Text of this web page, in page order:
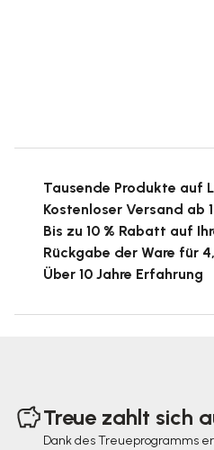
Tausende Produkte auf
Kostenloser Versand ab
Bis zu 10 % Rabatt auf
Rückgabe der Ware für
Über 10 Jahre Erfahrung
Treue zahlt sich
Dank des Treueprogramms